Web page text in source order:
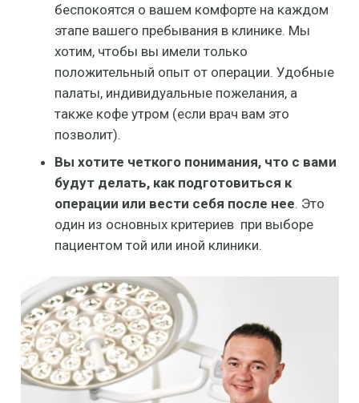
беспокоятся о вашем комфорте на каждом
этапе вашего пребывания в клинике. Мы
хотим, чтобы вы имели только
положительный опыт от операции. Удобные
палаты, индивидуальные пожелания, а
также кофе утром (если врач вам это
позволит).
Вы хотите четкого понимания, что с вами
будут делать, как подготовиться к
операции или вести себя после нее. Это
один из основных критериев при выборе
пациентом той или иной клиники.